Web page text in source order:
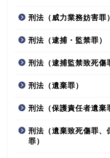
刑法（威力業務妨害罪）
刑法（逮捕・監禁罪）
刑法（逮捕監禁致死傷
刑法（遺棄罪）
刑法（保護責任者遺棄
刑法（遺棄致死傷罪、
罪）